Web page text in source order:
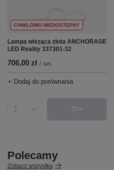
CHWILOWO NIEDOSTĘPNY
Lampa wisząca złota ANCHORAGE
LED Reality 337301-32
706,00 zł / szt.
+ Dodaj do porównania
Ilość produktów
Polecamy
Zobacz wszystko